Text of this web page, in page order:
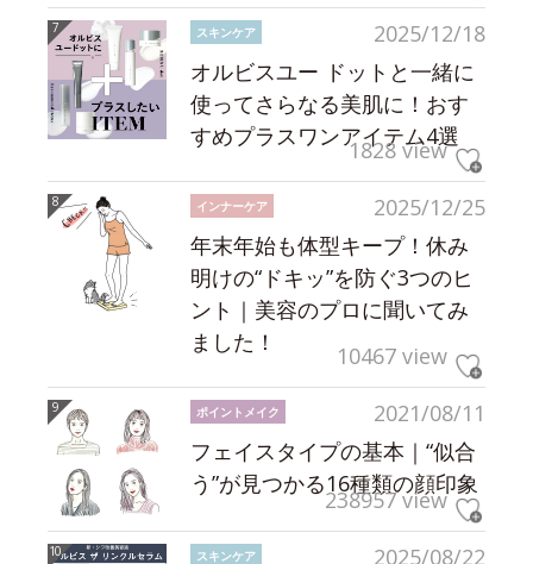
2025/12/18
スキンケア
オルビスユー ドットと一緒に
使ってさらなる美肌に！おす
すめプラスワンアイテム4選
1828 view
2025/12/25
インナーケア
年末年始も体型キープ！休み
明けの“ドキッ”を防ぐ3つのヒ
ント｜美容のプロに聞いてみ
ました！
10467 view
2021/08/11
ポイントメイク
フェイスタイプの基本｜“似合
う”が見つかる16種類の顔印象
238957 view
2025/08/22
スキンケア